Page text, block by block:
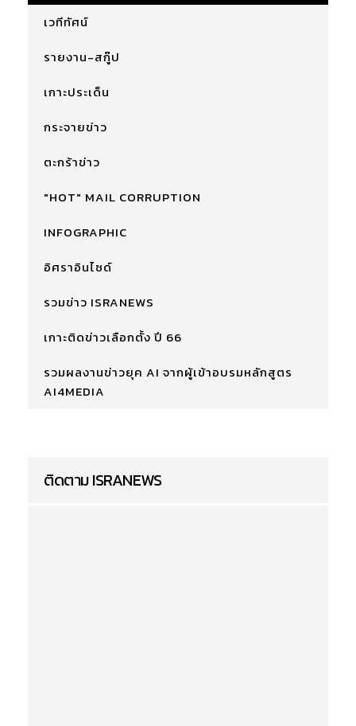
เวทีทัศน์
รายงาน-สกู๊ป
เกาะประเด็น
กระจายข่าว
ตะกร้าข่าว
"HOT" MAIL CORRUPTION
INFOGRAPHIC
อิศราอินไซด์
รวมข่าว ISRANEWS
เกาะติดข่าวเลือกตั้ง ปี 66
รวมผลงานข่าวยุค AI จากผู้เข้าอบรมหลักสูตร
AI4MEDIA
ติดตาม ISRANEWS